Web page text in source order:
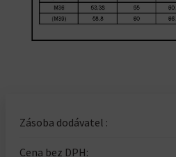
Zásoba dodávatel :
Cena bez DPH: